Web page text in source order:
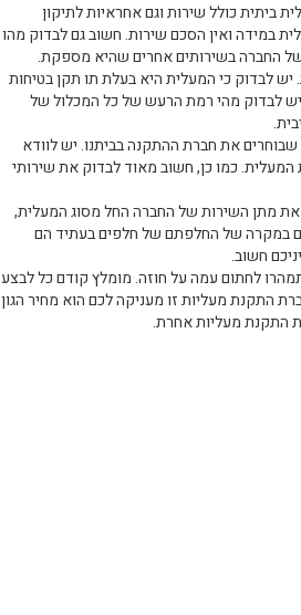
כולל שירות וגם אחראיות לתיקון
במידה ואין הסכם שירות. חשוב גם לבדוק מהו
של החברה בשירותים אחרים שהיא מספקת.
לבדוק כי המעלית היא בעלת תו תקן בטיחות
מפלדה. יש לבדוק מהי רמת הרעש של כל המכלול של
שבוחרים את חברת ההתקנה בביתנו. יש לוודא
המעלית. כמו כן, חשוב מאוד לבדוק את שירותי
את מתן השירות של החברה החל מסוג המעלית,
במקרה של החלפתם של חלפים בעתיד הם
חשוב.
לחתום עמה על חוזה. מומלץ קודם כל לבצע
התקנת מעליות זו מעניקה לכם הוא מחיר הגון
התקנת מעליות אחרת.